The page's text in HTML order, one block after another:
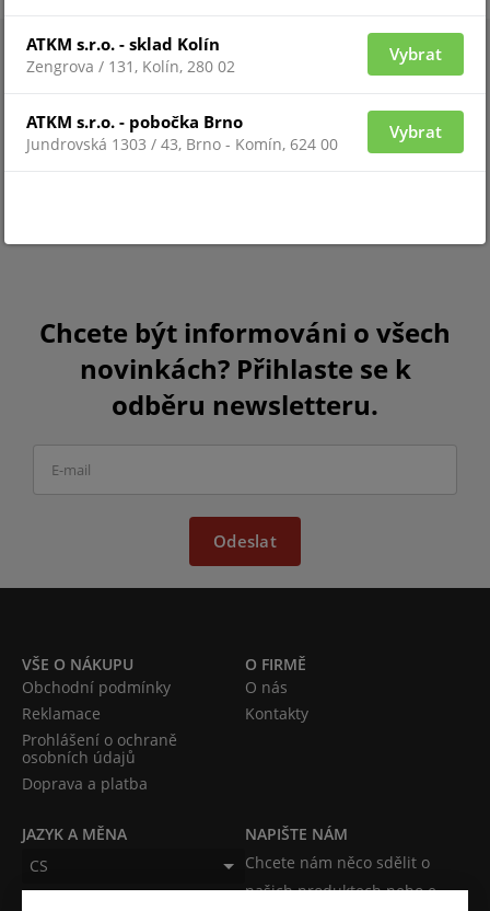
Chcete být informováni o všech
novinkách? Přihlaste se k
odběru newsletteru.
Odeslat
VŠE O NÁKUPU
Obchodní podmínky
Reklamace
Prohlášení o ochraně
osobních údajů
Doprava a platba
O FIRMĚ
O nás
Kontakty
JAZYK A MĚNA
CS
NAPIŠTE NÁM
Chcete nám něco sdělit o
našich produktech nebo e-
ATKM s.r.o. - sklad Kolín
Zengrova / 131, Kolín, 280 02
Vybrat
ATKM s.r.o. - pobočka Brno
Jundrovská 1303 / 43, Brno - Komín, 624 00
Vybrat